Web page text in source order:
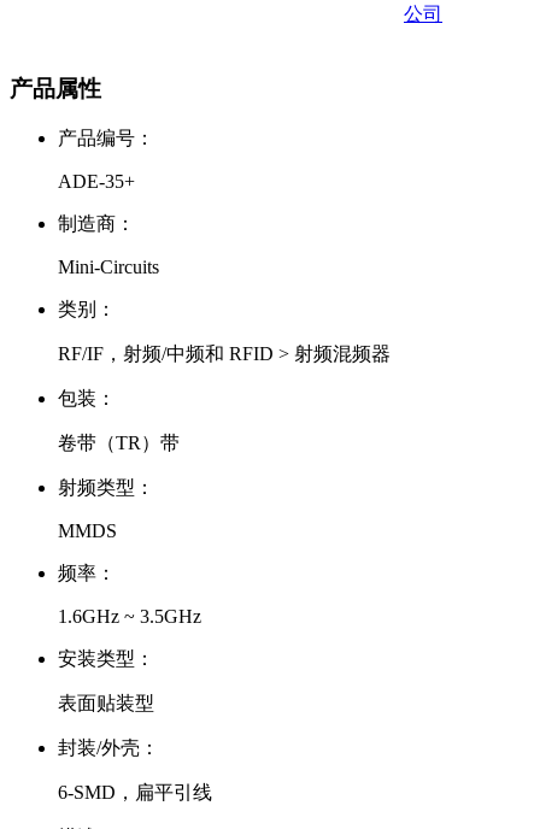
公司
产品属性
产品编号：
ADE-35+
制造商：
Mini-Circuits
类别：
RF/IF，射频/中频和 RFID > 射频混频器
包装：
卷带（TR）带
射频类型：
MMDS
频率：
1.6GHz ~ 3.5GHz
安装类型：
表面贴装型
封装/外壳：
6-SMD，扁平引线